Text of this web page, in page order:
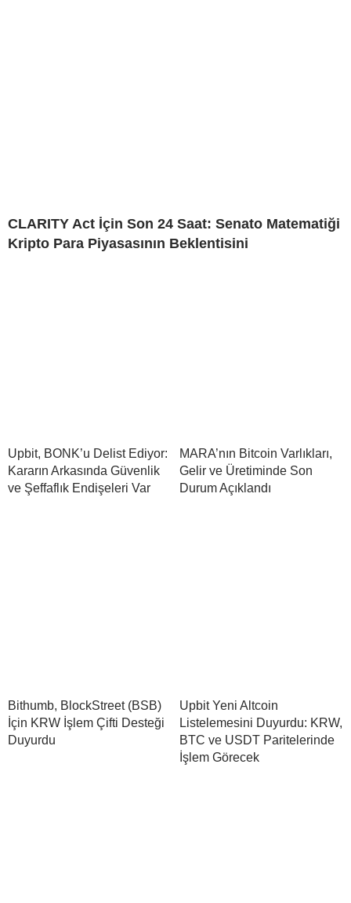
CLARITY Act İçin Son 24 Saat: Senato Matematiği
Kripto Para Piyasasının Beklentisini
Upbit, BONK’u Delist Ediyor:
Kararın Arkasında Güvenlik
ve Şeffaflık Endişeleri Var
MARA’nın Bitcoin Varlıkları,
Gelir ve Üretiminde Son
Durum Açıklandı
Bithumb, BlockStreet (BSB)
İçin KRW İşlem Çifti Desteği
Duyurdu
Upbit Yeni Altcoin
Listelemesini Duyurdu: KRW,
BTC ve USDT Paritelerinde
İşlem Görecek